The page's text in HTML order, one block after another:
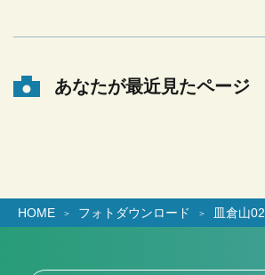
あなたが最近見たページ
HOME フォトダウンロード 皿倉山02